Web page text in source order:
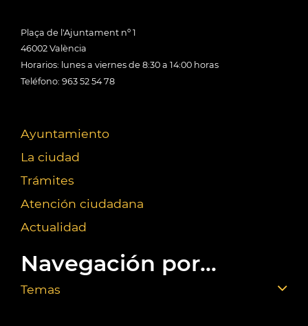
Plaça de l'Ajuntament nº 1
46002 València
Horarios: lunes a viernes de 8:30 a 14:00 horas
Teléfono: 963 52 54 78
Ayuntamiento
La ciudad
Trámites
Atención ciudadana
Actualidad
Navegación por...
Temas